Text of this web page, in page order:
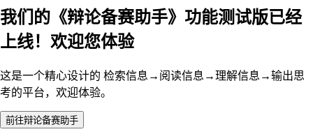
我们的《辩论备赛助手》功能测试版已经
上线！欢迎您体验
这是一个精心设计的 检索信息→阅读信息→理解信息→输出思
考的平台，欢迎体验。
前往辩论备赛助手